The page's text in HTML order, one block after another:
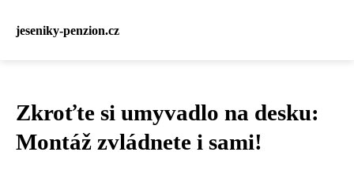
jeseniky-penzion.cz
Zkroťte si umyvadlo na desku:
Montáž zvládnete i sami!